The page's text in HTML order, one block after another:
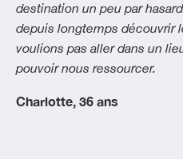
destination un peu par
depuis longtemps découvrir
voulions pas aller dans un
pouvoir nous ressourcer.
Charlotte, 36 ans